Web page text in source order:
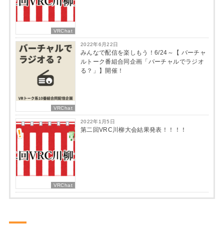
VRChat
VRChat
2022年6月22日
みんなで配信を楽しもう！6/24～【 バーチャ
ルトーク番組合同企画「バーチャルでラジオ
る？」】開催！
VRChat
2022年1月5日
第二回VRC川柳大会結果発表！！！！